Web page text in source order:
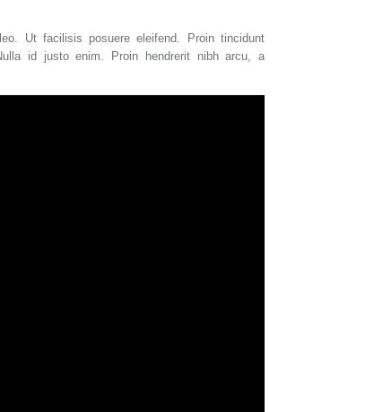
Ut facilisis posuere eleifend. Proin tincidunt
id justo enim. Proin hendrerit nibh arcu, a